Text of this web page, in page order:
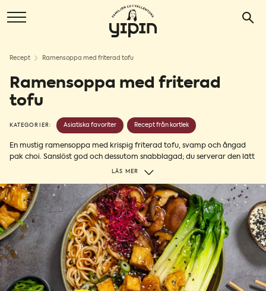
Recept Ramensoppa med friterad tofu
Ramensoppa med friterad
tofu
KATEGORIER: Asiatiska favoriter Recept från kortlek
En mustig ramensoppa med krispig friterad tofu, svamp och ångad
pak choi. Sanslöst god och dessutom snabblagad; du serverar den lätt
på ditt matbord på bara 30 min! Dessutom är buljongen full av djupa
smak på soppan så är det bara att låta den koka längre tid. Nämen
vad säger du? Dags att hugga in!
LÄS MER